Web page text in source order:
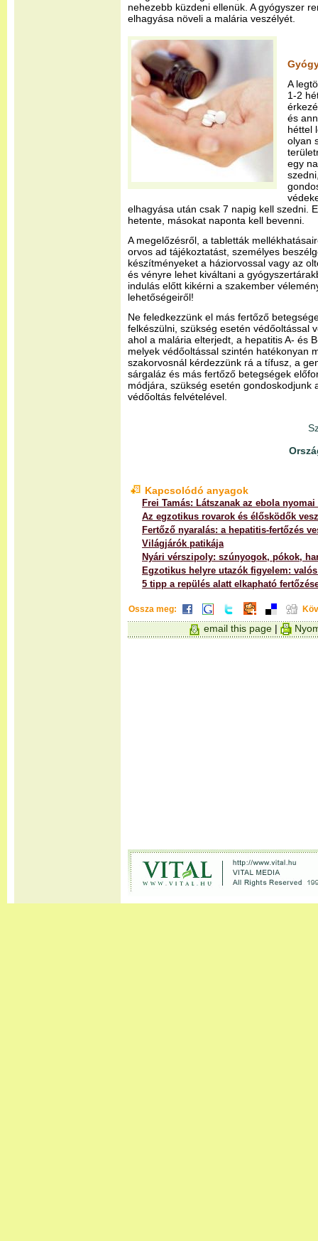
nehezebb küzdeni ellenük. A gyógyszer
elhagyása növeli a malária veszélyét.
A
1-2
és
héttel
olyan
egy
elhagyása után csak 7 napig kell szedni.
hetente, másokat naponta kell bevenni.
A megelőzésről, a tabletták
orvos ad tájékoztatást, személyes
készítményeket a háziorvossal vagy az
és vényre lehet kiváltani a
indulás előtt kikérni a szakember
lehetőségeiről!
Ne feledkezzünk el más fertőző
felkészülni, szükség esetén védőoltással
ahol a malária elterjedt, a hepatitis A- és
melyek védőoltással szintén hatékonyan
szakorvosnál kérdezzünk rá a tífusz, a
sárgaláz és más fertőző betegségek
módjára, szükség esetén gondoskodjunk
védőoltás felvételével.
Kapcsolódó anyagok
Frei Tamás: Látszanak az ebola
Az egzotikus rovarok és élősködők
Fertőző nyaralás: a hepatitis-fertőzés
Világjárók patikája
Nyári vérszipoly: szúnyogok, pókok,
Egzotikus helyre utazók figyelem:
5 tipp a repülés alatt elkapható
Ossza meg:
email this page |